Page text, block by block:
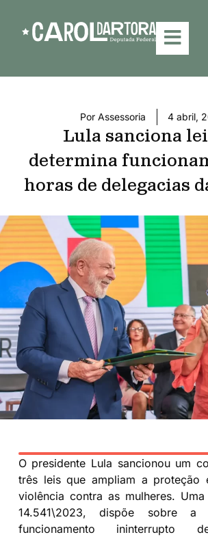
Por Assessoria 4 abril,
Lula sanciona
determina
horas de delegacias
O presidente Lula sancionou um
três leis que ampliam a proteção
violência contra as mulheres.
14.541\2023, dispõe sobre
funcionamento ininterrupto